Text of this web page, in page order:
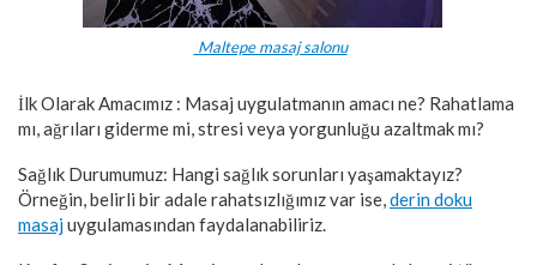
Maltepe masaj salonu
İlk Olarak Amacımız : Masaj uygulatmanın amacı ne? Rahatlama
mı, ağrıları giderme mi, stresi veya yorgunluğu azaltmak mı?
Sağlık Durumumuz: Hangi sağlık sorunları yaşamaktayız?
Örneğin, belirli bir adale rahatsızlığımız var ise,derin doku
masajuygulamasından faydalanabiliriz.